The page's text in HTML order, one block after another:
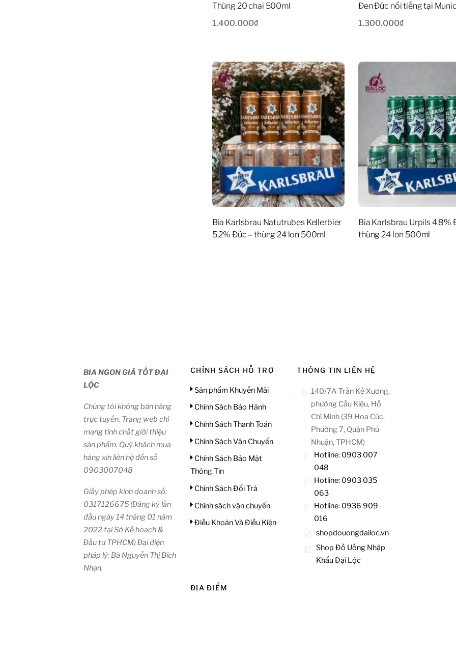
Thùng 20 chai 500ml
1.400.000₫
Đen Đức nổi tiếng tại
1.300.000₫
Bia Karlsbrau Natutrubes Kellerbier
5,2% Đức – thùng 24 lon 500ml
Bia Karlsbrau Urpils 4.8%
thùng 24 lon 500ml
BIA NGON GIÁ TỐT ĐẠI
LỘC
Chúng tôi không bán hàng
trực tuyến. Trang web chỉ
mang tính chất giới thiệu
sản phẩm. Quý khách mua
hàng xin liên hệ đến số
0903007048
Giấy phép kinh doanh số:
0317126675 (Đăng ký lần
đầu ngày 14 tháng 01 năm
2022 tại Sở Kế hoạch &
Đầu tư TPHCM) Đại diện
pháp lý: Bà Nguyễn Thị Bích
Nhạn.
CHÍNH SÁCH HỖ TRỢ
Sản phẩm Khuyến Mãi
Chính Sách Bảo Hành
Chính Sách Thanh Toán
Chính Sách Vận Chuyển
Chính Sách Bảo Mật
Thông Tin
Chính Sách Đổi Trả
Chính sách vận chuyển
Điều Khoản Và Điều Kiện
THÔNG TIN LIÊN HỆ
140/7A Trần Kế Xương,
phường Cầu Kiệu, Hồ
Chí Minh (39 Hoa Cúc,
Phường 7, Quận Phú
Nhuận, TPHCM)
Hotline: 0903 007
048
Hotline: 0903 035
063
Hotline: 0936 909
016
shopdouongdailoc.vn
Shop Đồ Uống Nhập
Khẩu Đại Lộc
ĐỊA ĐIỂM